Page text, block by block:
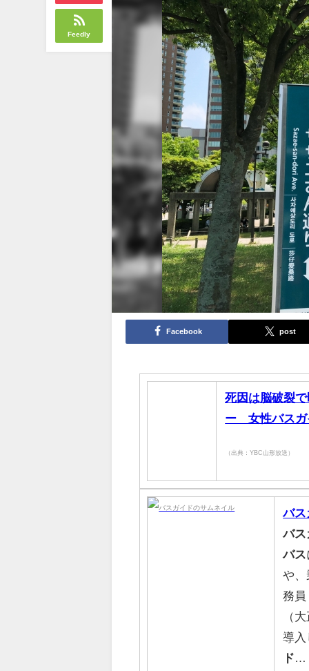
Feedly
Facebook post
死因は脳破裂
ー 女性バスガ
（出典：YBC山形放送）
バス
バス
バス
や、
務員
（
導入
ド